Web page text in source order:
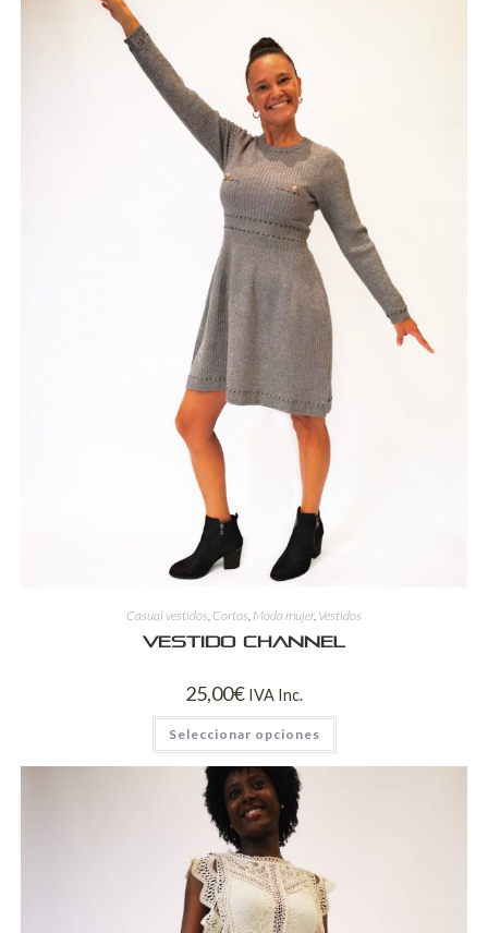
Casual vestidos Cortos Moda mujer, Vestidos
Vestido Channel
25,00€ IVA Inc.
Seleccionar opciones